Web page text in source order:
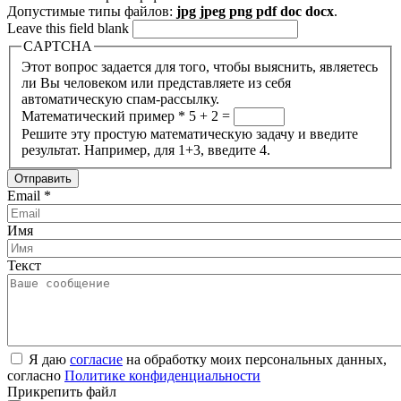
Допустимые типы файлов: jpg jpeg png pdf doc docx.
Leave this field blank
CAPTCHA
Этот вопрос задается для того, чтобы выяснить, являетесь
ли Вы человеком или представляете из себя
автоматическую спам-рассылку.
Математический пример * 5 + 2 =
Решите эту простую математическую задачу и введите
результат. Например, для 1+3, введите 4.
Email *
Имя
Текст
Я даю согласие на обработку моих персональных данных,
согласно Политике конфиденциальности
Прикрепить файл